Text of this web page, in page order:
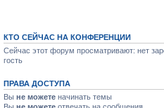
КТО СЕЙЧАС НА КОНФЕРЕНЦИИ
Сейчас этот форум просматривают: нет
гость
ПРАВА ДОСТУПА
Вы не можете начинать темы